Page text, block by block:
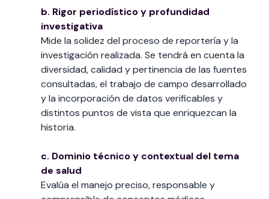
b. Rigor periodístico y profundidad
investigativa
Mide la solidez del proceso de reportería y la
investigación realizada. Se tendrá en cuenta la
diversidad, calidad y pertinencia de las fuentes
consultadas, el trabajo de campo desarrollado
y la incorporación de datos verificables y
distintos puntos de vista que enriquezcan la
historia.
c. Dominio técnico y contextual del tema
de salud
Evalúa el manejo preciso, responsable y